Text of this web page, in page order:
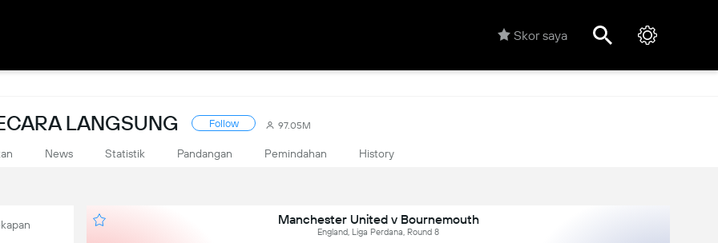
Skor saya
LANGSUNG Follow 97.05M
News Statistik Pandangan Pemindahan History
Manchester United v Bournemouth
England, Liga Perdana, Round 8